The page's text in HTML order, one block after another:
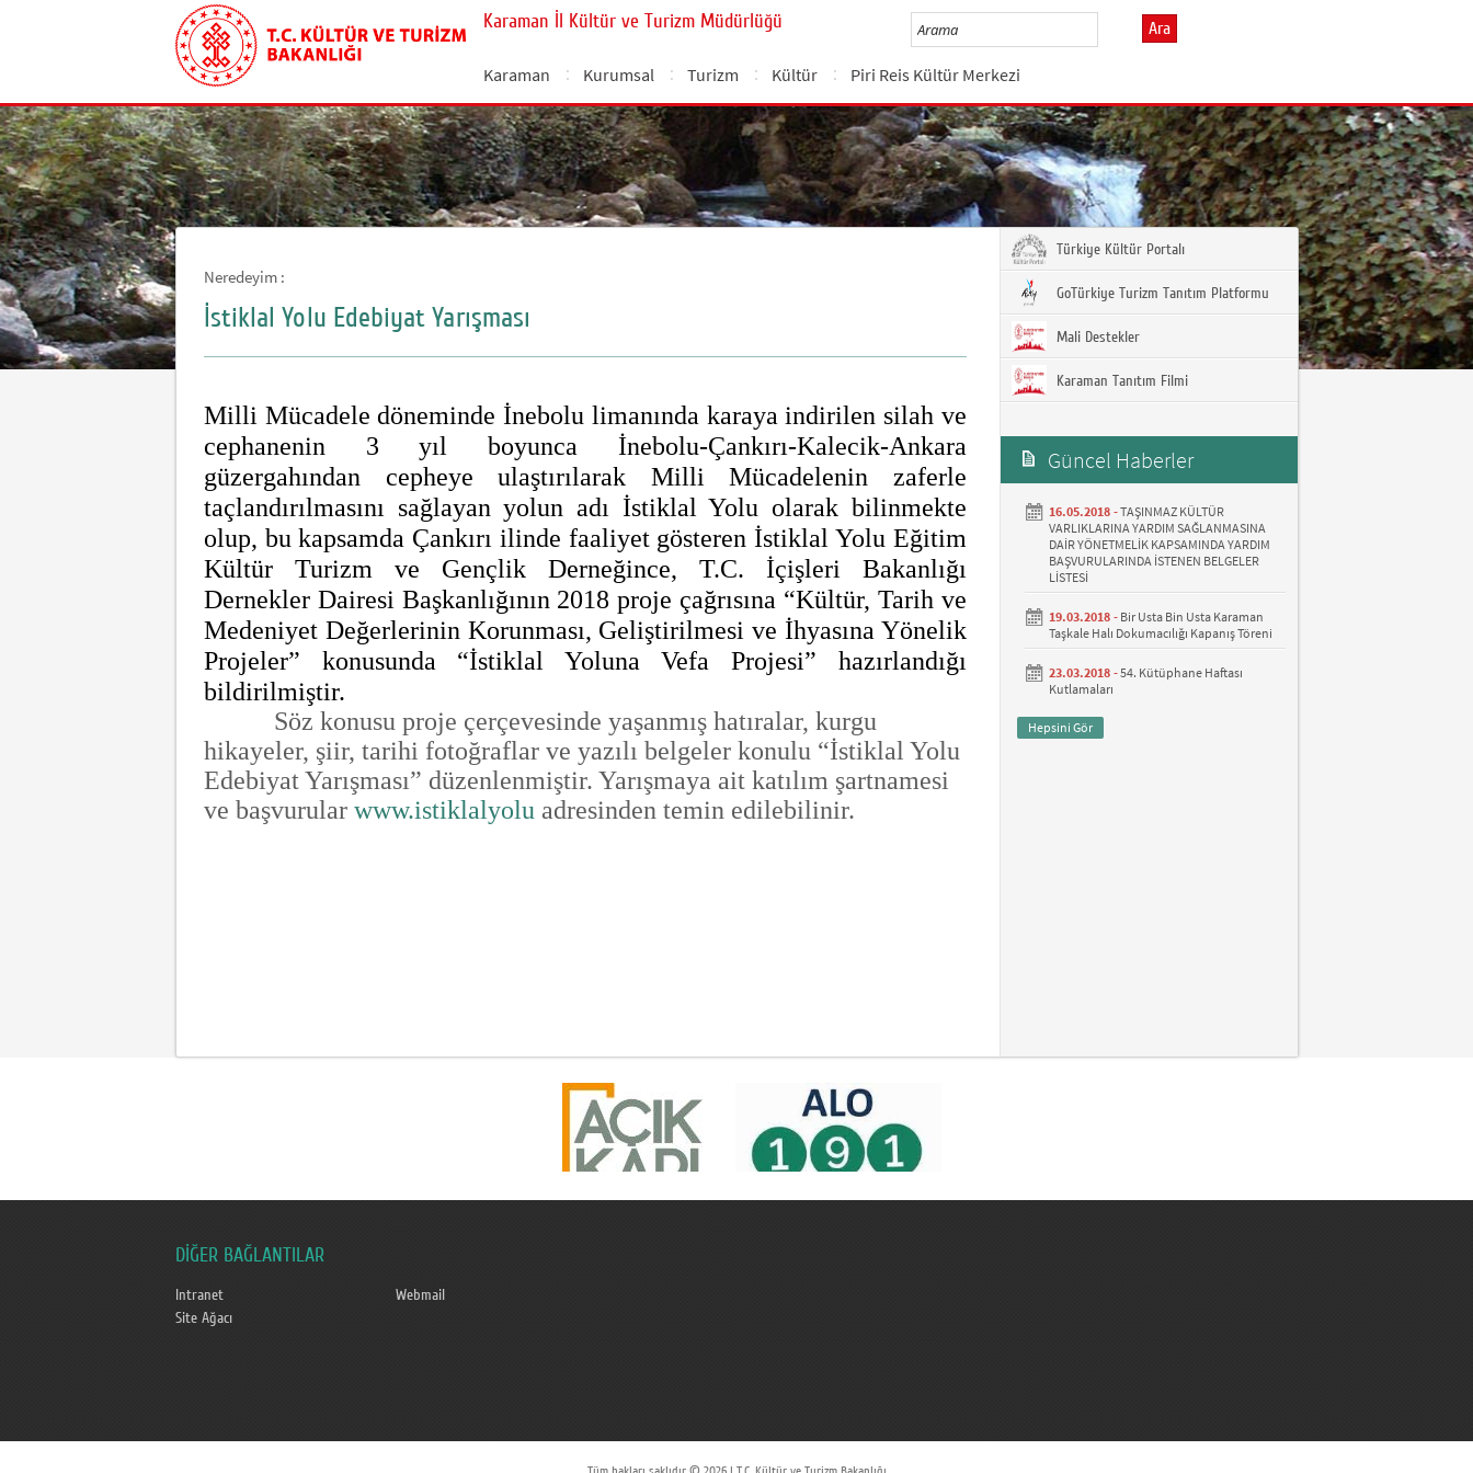
Karaman İl Kültür ve Turizm Müdürlüğü Ara
Karaman Kurumsal Turizm Kültür Piri Reis Kültür Merkezi
Neredeyim :
İstiklal Yolu Edebiyat Yarışması
Milli Mücadele döneminde İnebolu limanında karaya indirilen silah ve
cephanenin 3 yıl boyunca İnebolu-Çankırı-Kalecik-Ankara
güzergahından cepheye ulaştırılarak Milli Mücadelenin zaferle
taçlandırılmasını sağlayan yolun adı İstiklal Yolu olarak bilinmekte
olup, bu kapsamda Çankırı ilinde faaliyet gösteren İstiklal Yolu Eğitim
Kültür Turizm ve Gençlik Derneğince, T.C. İçişleri Bakanlığı
Dernekler Dairesi Başkanlığının 2018 proje çağrısına “Kültür, Tarih ve
Medeniyet Değerlerinin Korunması, Geliştirilmesi ve İhyasına Yönelik
Projeler” konusunda “İstiklal Yoluna Vefa Projesi” hazırlandığı
bildirilmiştir.
Söz konusu proje çerçevesinde yaşanmış hatıralar, kurgu
hikayeler, şiir, tarihi fotoğraflar ve yazılı belgeler konulu “İstiklal Yolu
Edebiyat Yarışması” düzenlenmiştir. Yarışmaya ait katılım şartnamesi
ve başvurular www.istiklalyolu adresinden temin edilebilinir.
Türkiye Kültür Portalı
GoTürkiye Turizm Tanıtım Platformu
Mali Destekler
Karaman Tanıtım Filmi
Güncel Haberler
16.05.2018 -TAŞINMAZ KÜLTÜR
VARLIKLARINA YARDIM SAĞLANMASINA
DAİR YÖNETMELİK KAPSAMINDA YARDIM
BAŞVURULARINDA İSTENEN BELGELER
LİSTESİ
19.03.2018 - Bir Usta Bin Usta Karaman
Taşkale Halı Dokumacılığı Kapanış Töreni
23.03.2018 -54. Kütüphane Haftası
Kutlamaları
Hepsini Gör
DİĞER BAĞLANTILAR
Intranet
Webmail
Site Ağacı